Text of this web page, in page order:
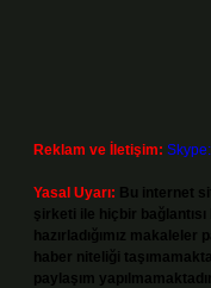
Reklam ve İletişim:
Yasal Uyarı: Bu internet
şirketi ile hiçbir bağlantısı
hazırladığımız
haber niteliği
paylaşım